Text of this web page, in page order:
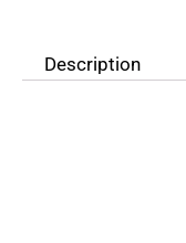
Description